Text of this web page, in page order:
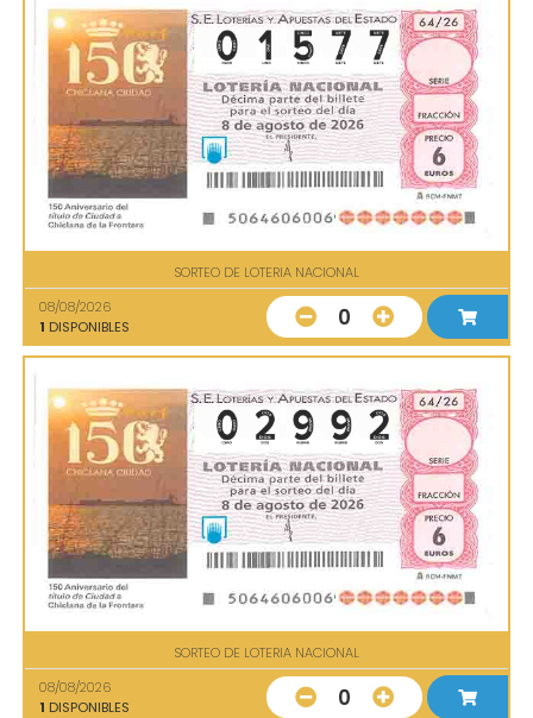
SORTEO DE LOTERIA NACIONAL
08/08/2026
1 DISPONIBLES 0
SORTEO DE LOTERIA NACIONAL
08/08/2026
1 DISPONIBLES 0